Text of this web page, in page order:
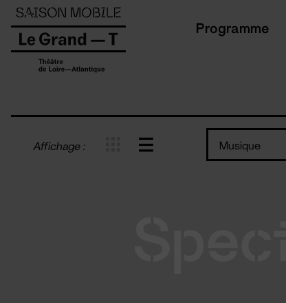
Programme
Affichage : Musique
Panneau de gestion des cookies